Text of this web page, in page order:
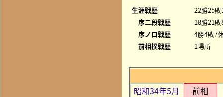
生涯戦歴
22勝25
序二段戦歴
18勝21
序ノ口戦歴
4勝4敗7
前相撲戦歴
1場所
昭和34年5月
前相